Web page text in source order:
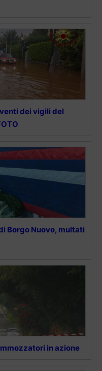
dei vigili del
Borgo Nuovo, multati
in azione